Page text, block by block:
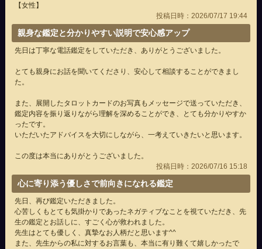
【女性】
投稿日時：2026/07/17 19:44
親身な鑑定と分かりやすい説明で安心感アップ
先日は丁寧な電話鑑定をしていただき、ありがとうございました。
とても親身にお話を聞いてくださり、安心して相談することができまし
た。
また、展開したタロットカードのお写真もメッセージで送っていただき、
鑑定内容を振り返りながら理解を深めることができ、とても分かりやすか
ったです。
いただいたアドバイスを大切にしながら、一考えていきたいと思います。
この度は本当にありがとうございました。
投稿日時：2026/07/16 15:18
心に寄り添う優しさで前向きになれる鑑定
先日、再び鑑定いただきました。
心苦しくもとても気掛かりであったネガティブなことを視ていただき、先
生の鑑定とお話しに、すごく心が救われました。
先生はとても優しく、真摯なお人柄だと思います^^
また、先生からの私に対するお言葉も、本当に有り難くて嬉しかったで